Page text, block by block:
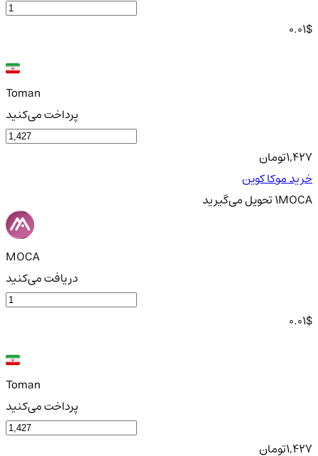
0.01$
Toman
پرداخت می‌کنید
1,427تومان
خرید موکا کوین
1MOCAتحویلمی‌گیرید
MOCA
دریافت می‌کنید
0.01$
Toman
پرداخت می‌کنید
1,427تومان